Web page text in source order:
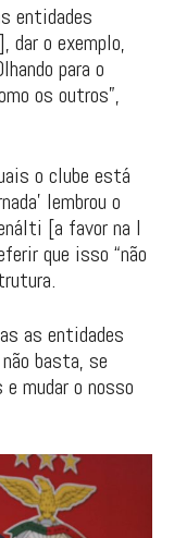
entidades
dar o exemplo,
para o
os outros”,
o clube está
lembrou o
[a favor na I
que isso “não
as entidades
basta, se
mudar o nosso